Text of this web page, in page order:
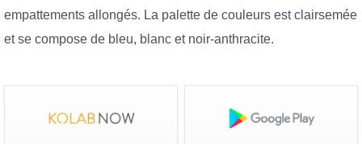
empattements allongés. La palette de couleurs est clairsemée
et se compose de bleu, blanc et noir-anthracite.